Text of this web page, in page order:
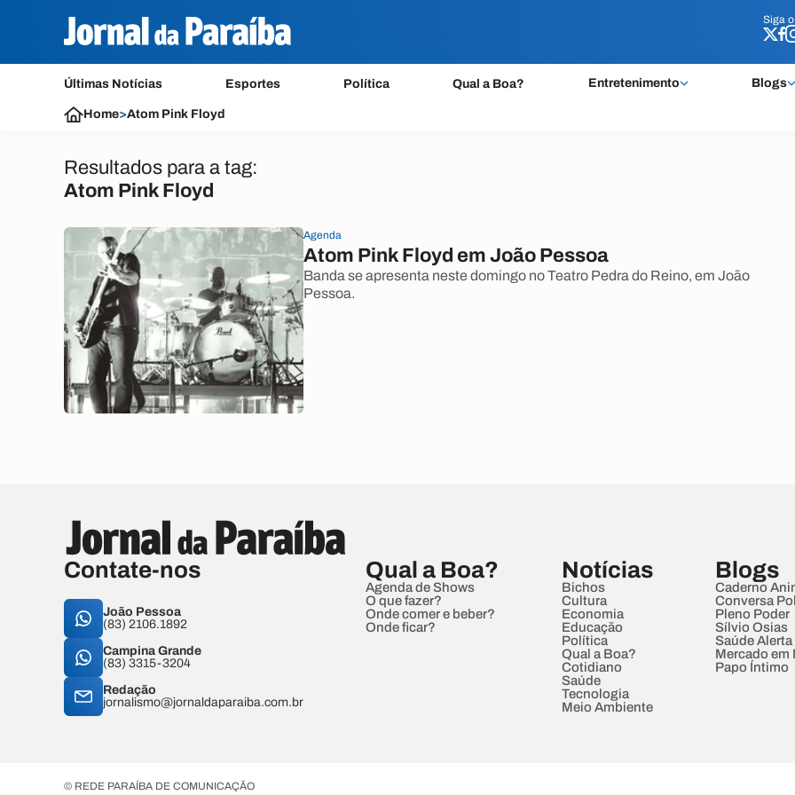
Siga o
Últimas Notícias Esportes Política Qual a Boa? Entretenimento Blogs
Siga o
Home>Atom Pink Floyd
Resultados para a tag:
Atom Pink Floyd
Agenda
Atom Pink Floyd em João Pessoa
Banda se apresenta neste domingo no Teatro Pedra do Reino, em João
Pessoa.
Contate-nos
João Pessoa
(83) 2106.1892
Campina Grande
(83) 3315-3204
Redação
jornalismo@jornaldaparaiba.com.br
Qual a Boa?
Agenda de Shows
O que fazer?
Onde comer e beber?
Onde ficar?
Notícias
Bichos
Cultura
Economia
Educação
Política
Qual a Boa?
Cotidiano
Saúde
Tecnologia
Meio Ambiente
Blogs
Caderno
Conversa
Pleno Poder
Sílvio Osias
Saúde Alerta
Mercado em
Papo Íntimo
© REDE PARAÍBA DE COMUNICAÇÃO